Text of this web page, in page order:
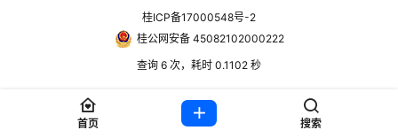
桂ICP备17000548号-2
桂公网安备 45082102000222
查询 6 次，耗时 0.1102 秒
首页 搜索